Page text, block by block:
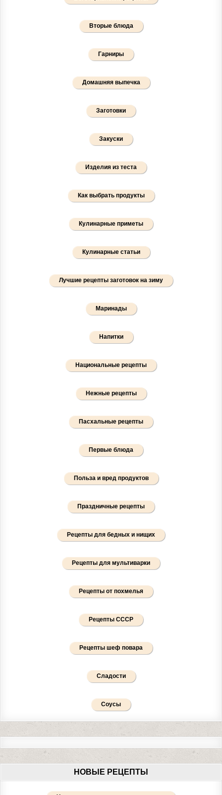
Вторые блюда
Гарниры
Домашняя выпечка
Заготовки
Закуски
Изделия из теста
Как выбрать продукты
Кулинарные приметы
Кулинарные статьи
Лучшие рецепты заготовок на зиму
Маринады
Напитки
Национальные рецепты
Нежные рецепты
Пасхальные рецепты
Первые блюда
Польза и вред продуктов
Праздничные рецепты
Рецепты для бедных и нищих
Рецепты для мультиварки
Рецепты от похмелья
Рецепты СССР
Рецепты шеф повара
Сладости
Соусы
НОВЫЕ РЕЦЕПТЫ